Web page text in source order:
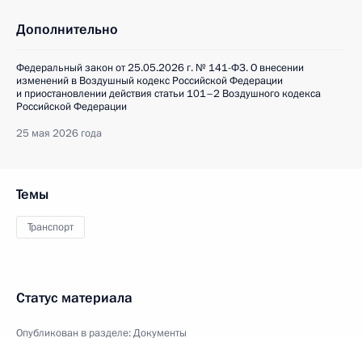
Дополнительно
Федеральный закон от 25.05.2026 г. № 141-ФЗ. О внесении
изменений в Воздушный кодекс Российской Федерации
и приостановлении действия статьи 101–2 Воздушного кодекса
Российской Федерации
25 мая 2026 года
Темы
Транспорт
Статус материала
Опубликован в разделе:Документы